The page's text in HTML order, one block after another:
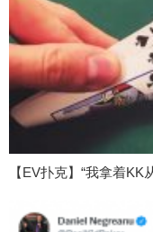
【EV扑克】“我拿着KK